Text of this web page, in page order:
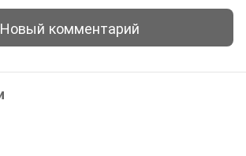
Новый комментарий